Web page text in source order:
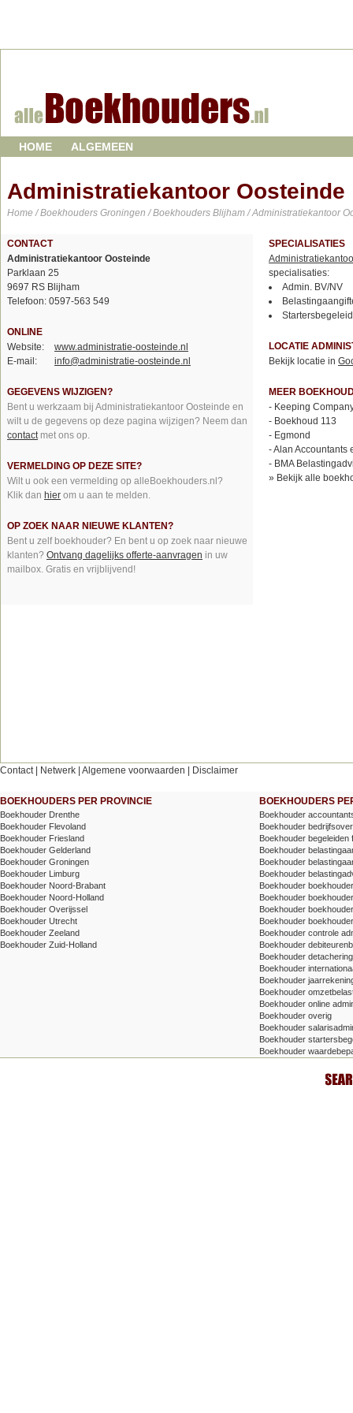
HOME ALGEMEEN
Administratiekantoor Oosteinde
Home /Boekhouders Groningen /Boekhouders Blijham/ Administratiekantoor
CONTACT
Administratiekantoor Oosteinde
Parklaan 25
9697 RS Blijham
Telefoon: 0597-563 549
ONLINE
Website:
www.administratie-oosteinde.nl
E-mail:
info@administratie-oosteinde.nl
GEGEVENS WIJZIGEN?
Bent u werkzaam bij Administratiekantoor Oosteinde en
wilt u de gegevens op deze pagina wijzigen? Neem dan
contactmet ons op.
VERMELDING OP DEZE SITE?
Wilt u ook een vermelding op alleBoekhouders.nl?
Klik dan hier om u aan te melden.
OP ZOEK NAAR NIEUWE KLANTEN?
Bent u zelf boekhouder? En bent u op zoek naar nieuwe
klanten? Ontvang dagelijks offerte-aanvragen in uw
mailbox. Gratis en vrijblijvend!
SPECIALISATIES
specialisaties:
Admin. BV/NV
LOCATIE
Bekijk locatie in
MEER
- Keeping
- Boekhoud 113
- Egmond
-Alan Accountants
- BMA
» Bekijk alle
Contact| Netwerk Algemene voorwaarden Disclaimer
BOEKHOUDERS PER PROVINCIE
Boekhouder Drenthe
Boekhouder Flevoland
Boekhouder Friesland
Boekhouder Gelderland
Boekhouder Groningen
Boekhouder Limburg
Boekhouder Noord-Brabant
Boekhouder Noord-Holland
Boekhouder Overijssel
Boekhouder Utrecht
Boekhouder Zeeland
Boekhouder Zuid-Holland
BOEKHOUDERS
Boekhouder
Boekhouder
Boekhouder
Boekhouder
Boekhouder
Boekhouder
Boekhouder
Boekhouder
Boekhouder
Boekhouder
Boekhouder controle
Boekhouder
Boekhouder
Boekhouder
Boekhouder
Boekhouder
Boekhouder online
Boekhouder overig
Boekhouder
Boekhouder
Boekhouder